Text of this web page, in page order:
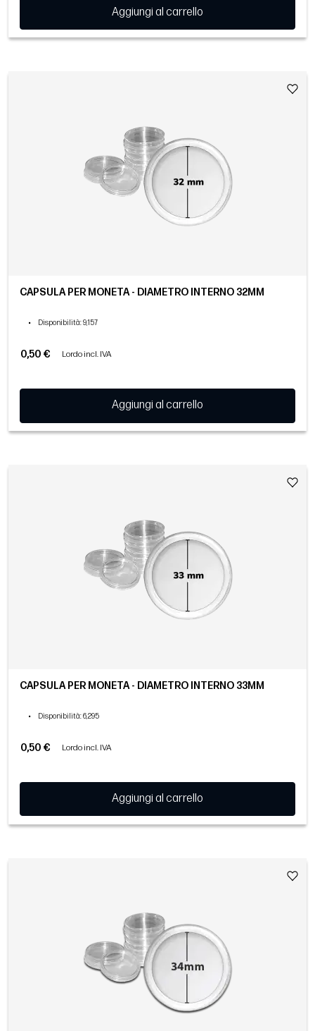
Aggiungi al carrello
CAPSULA PER MONETA - DIAMETRO INTERNO 32MM
• Disponibilità: 9,157
0,50 € Lordo incl. IVA
Aggiungi al carrello
CAPSULA PER MONETA - DIAMETRO INTERNO 33MM
• Disponibilità: 6,295
0,50 € Lordo incl. IVA
Aggiungi al carrello